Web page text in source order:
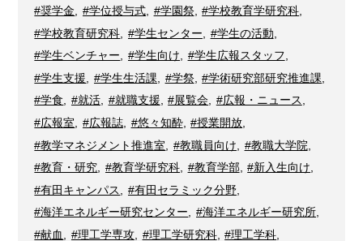
#奨学金
#学位授与式, #学園祭, #学校教育学研究科
#学校教育研究科
#学生センター #学生の活動
#学生ベンチャー
#学生向け #学生広報スタッフ
#学生支援
#学生生活課 #学祭, #学術研究部研究推進課
#学食, #就活, #就職支援, #展覧会, #広報・ニュース,
#広報室
#広報誌, #悠々知酔, #授業開放
#教学マネジメント推進室
#教職員向け #教職大学院
#教育・研究
#教育学研究科, #教育学部, #新入生向け
#有田キャンパス
#有田セラミック分野,
#海洋エネルギー研究センター, #海洋エネルギー研究所,
#献血
#理工学専攻, #理工学研究科, #理工学科